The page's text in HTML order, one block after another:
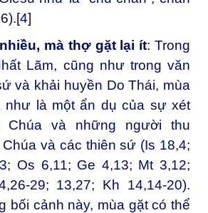
[4]
mà thợ gặt lại ít: Trong
Lãm, cũng như trong văn
và khải huyền Do Thái, mùa
như là một ẩn dụ của sự xét
Chúa và những người thu
và các thiên sứ (Is 18,4;
Os 6,11; Ge 4,13; Mt 3,12;
29; 13,27; Kh 14,14-20).
bối cảnh này, mùa gặt có thể